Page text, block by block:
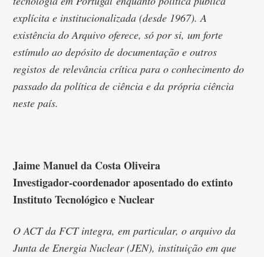
explícita e institucionalizada (desde 1967). A
existência do Arquivo oferece, só por si, um forte
estímulo ao depósito de documentação e outros
registos de relevância crítica para o conhecimento do
passado da política de ciência e da própria ciência
neste país.
Jaime Manuel da Costa Oliveira
Investigador-coordenador aposentado do extinto
Instituto Tecnológico e Nuclear
O ACT da FCT integra, em particular, o arquivo da
Junta de Energia Nuclear (JEN), instituição em que